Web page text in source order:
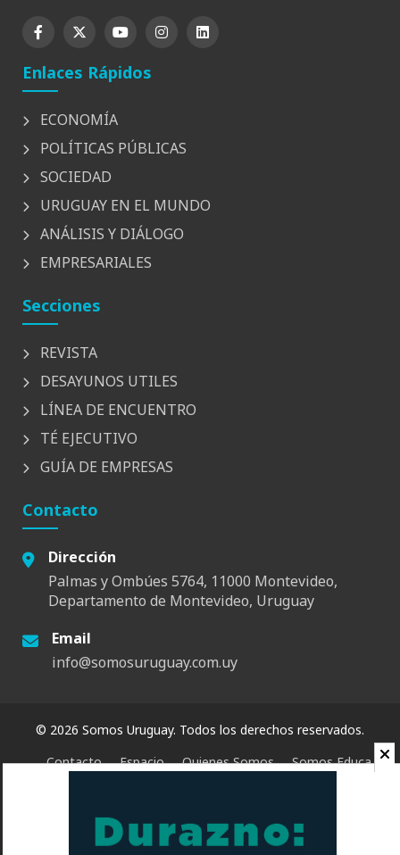
Enlaces Rápidos
ECONOMÍA
POLÍTICAS PÚBLICAS
SOCIEDAD
URUGUAY EN EL MUNDO
ANÁLISIS Y DIÁLOGO
EMPRESARIALES
Secciones
REVISTA
DESAYUNOS UTILES
LÍNEA DE ENCUENTRO
TÉ EJECUTIVO
GUÍA DE EMPRESAS
Contacto
Dirección
Palmas y Ombúes 5764, 11000 Montevideo,
Departamento de Montevideo, Uruguay
Email
info@somosuruguay.com.uy
© 2026 Somos Uruguay. Todos los derechos reservados.
Contacto
Espacio Quienes Somos Somos Educa